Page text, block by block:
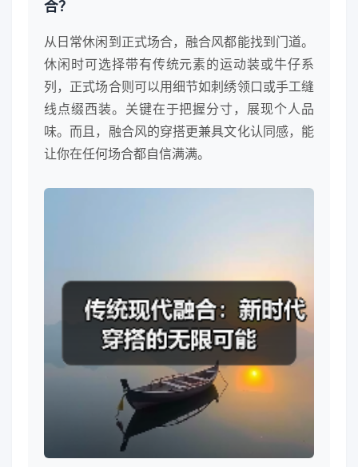
合？
从日常休闲到正式场合，融合风都能找到门道。
休闲时可选择带有传统元素的运动装或牛仔系
列，正式场合则可以用细节如刺绣领口或手工缝
线点缀西装。关键在于把握分寸，展现个人品
味。而且，融合风的穿搭更兼具文化认同感，能
让你在任何场合都自信满满。